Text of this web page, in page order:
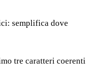
semplifica dove
tre caratteri coerenti